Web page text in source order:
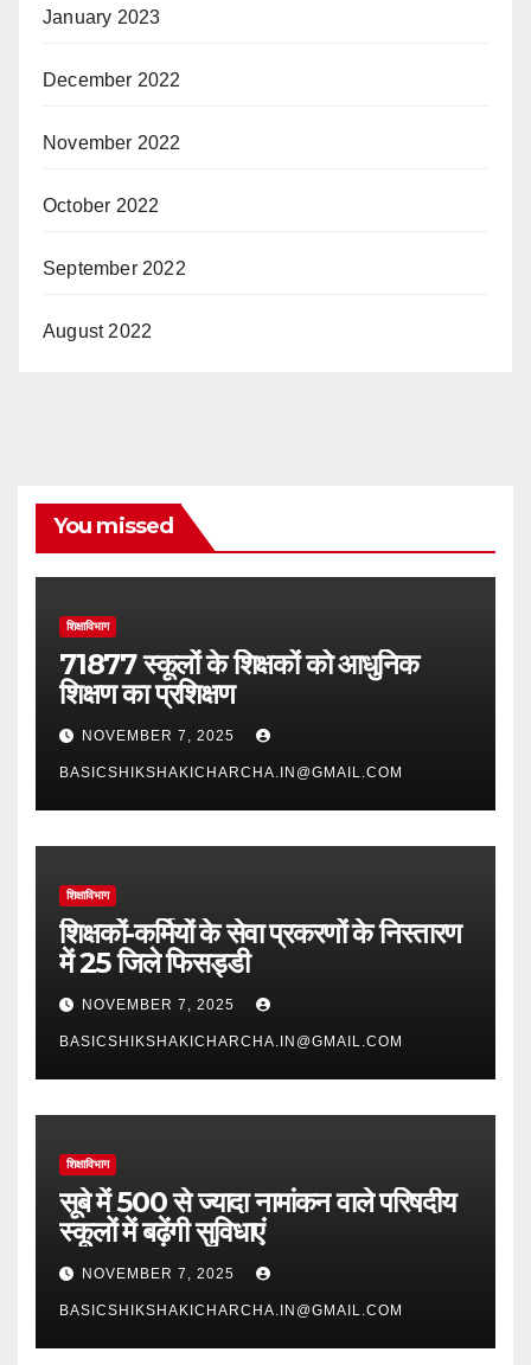
January 2023
December 2022
November 2022
October 2022
September 2022
August 2022
You missed
शिक्षाविभाग
71877 स्कूलों के शिक्षकों को आधुनिक
शिक्षण का प्रशिक्षण
NOVEMBER 7, 2025
BASICSHIKSHAKICHARCHA.IN@GMAIL.COM
शिक्षाविभाग
शिक्षकों-कर्मियों के सेवा प्रकरणों के निस्तारण
में 25 जिले फिसड्डी
NOVEMBER 7, 2025
BASICSHIKSHAKICHARCHA.IN@GMAIL.COM
शिक्षाविभाग
सूबे में 500 से ज्यादा नामांकन वाले परिषदीय
स्कूलों में बढ़ेंगी सुविधाएं
NOVEMBER 7, 2025
BASICSHIKSHAKICHARCHA.IN@GMAIL.COM